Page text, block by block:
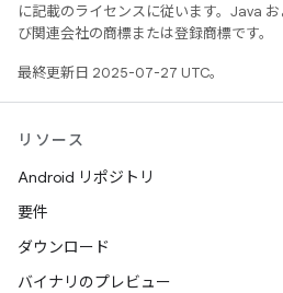
に記載のライセンスに従います。Java
び関連会社の商標または登録商標です。
最終更新日 2025-07-27 UTC。
リソース
Android リポジトリ
要件
ダウンロード
バイナリのプレビュー